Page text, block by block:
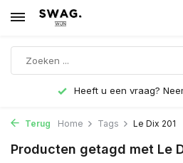
Heeft u een vraag?
Terug Home Tags Le Dix 201
Producten getagd met Le